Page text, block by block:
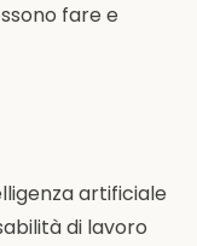
fare e
artificiale
di lavoro